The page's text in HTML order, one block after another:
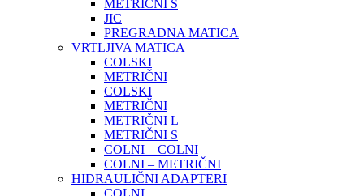
METRIČNI S
JIC
PREGRADNA MATICA
VRTLJIVA MATICA
COLSKI
METRIČNI
COLSKI
METRIČNI
METRIČNI L
METRIČNI S
COLNI – COLNI
COLNI – METRIČNI
HIDRAULIČNI ADAPTERI
COLNI